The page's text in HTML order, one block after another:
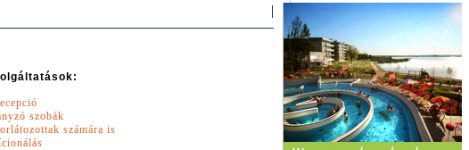
|
szobák
számára is